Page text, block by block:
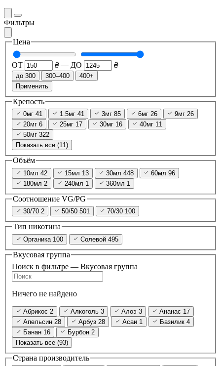
Фильтры
Цена
ОТ ₴ — ДО ₴
до 300 300–400
400+
Применить
Крепость
0мг 41 1.5мг 41 3мг 85 6мг 26 9мг 26
20мг 6 25мг 17 30мг 16 40мг 11
50мг 322
Показать все (11)
Объём
10мл 42 15мл 13 30мл 448 60мл 96
180мл 2 240мл 1 360мл 1
Соотношение VG/PG
30/70 2 50/50 501 70/30 100
Тип никотина
Органика 100 Солевой 495
Вкусовая группа
Поиск в фильтре — Вкусовая группа
Ничего не найдено
Абрикос 2 Алкоголь 3 Алоэ 3 Ананас 17
Апельсин 28 Арбуз 28 Асаи 1 Базилик 4
Банан 16 Бурбон 2
Показать все (93)
Страна производитель